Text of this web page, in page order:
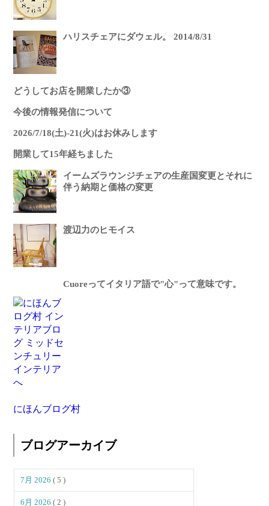
ハリスチェアにダウェル。 2014/8/31
どうしてお店を開業したか③
今後の情報発信について
2026/7/18(土)-21(火)はお休みします
開業して15年経ちました
イームズラウンジチェアの生産国変更とそれに
伴う納期と価格の変更
渡辺力のヒモイス
Cuoreってイタリア語で"心"って意味です。
にほんブログ村
ブログアーカイブ
7月 2026( 5 )
6月 2026( 2 )